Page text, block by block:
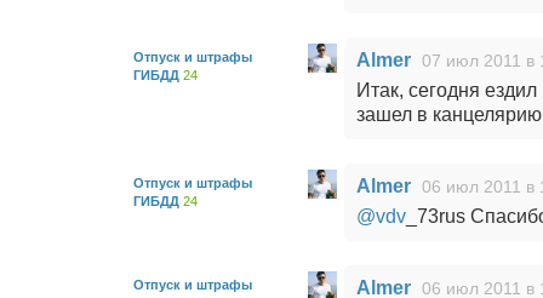
Отпуск и штрафы
ГИБДД 24
Almer 07 июл 2011 в
Итак, сегодня
зашел в
Отпуск и штрафы
ГИБДД 24
Almer 06 июл 2011 в
@vdv_73rus
Отпуск и штрафы
Almer 06 июл 2011 в